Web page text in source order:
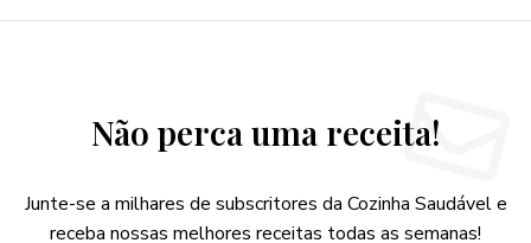
Não perca uma receita!
Junte-se a milhares de subscritores da Cozinha Saudável e
receba nossas melhores receitas todas as semanas!